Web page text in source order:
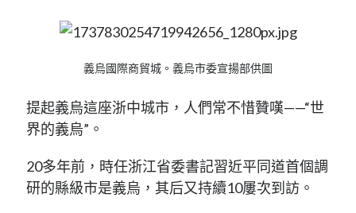
義烏國際商貿城。義烏市委宣揚部供圖
提起義烏這座浙中城市，人們常不惜贊嘆——“世
界的義烏”。
20多年前，時任浙江省委書記習近平同道首個調
研的縣級市是義烏，其后又持續10屢次到訪。